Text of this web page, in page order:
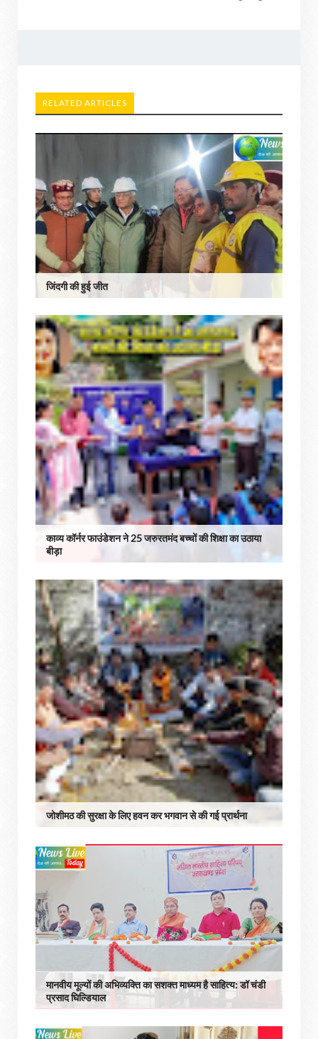
RELATED ARTICLES
जिंदगी की हुई जीत
काव्य कॉर्नर फाउंडेशन ने 25 जरुरतमंद बच्चों की शिक्षा का उठाया
बीड़ा
जोशीमठ की सुरक्षा के लिए हवन कर भगवान से की गई प्रार्थना
मानवीय मूल्यों की अभिव्यक्ति का सशक्त माध्यम है साहित्य: डॉ चंडी
प्रसाद घिल्डियाल